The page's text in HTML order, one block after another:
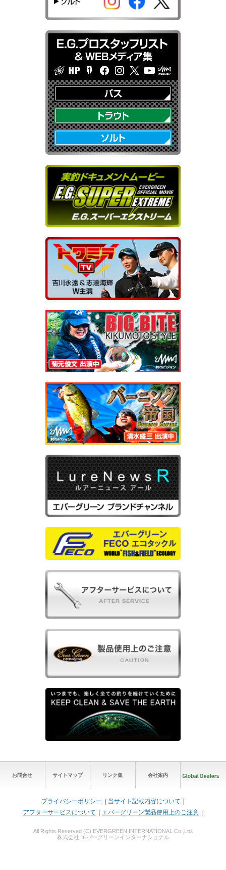
お問合せ サイトマップ リンク集 会社案内
プライバシーポリシー
当サイト記載内容について
アフターサービスについて
エバーグリーン製品使用上のご注意
All Rights Reserved (C) EVERGREEN INTERNATIONAL Co.,Ltd.
株式会社 エバーグリーンインターナショナル